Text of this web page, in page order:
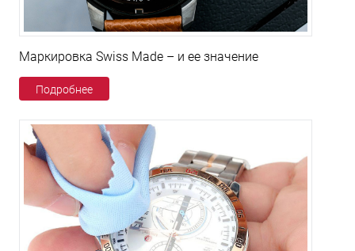
Маркировка Swiss Made – и ее значение
Подробнее